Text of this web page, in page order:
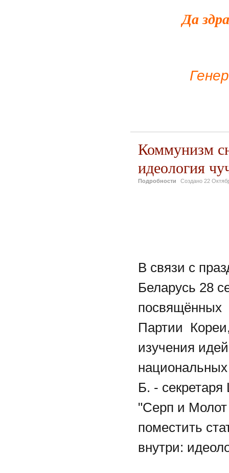
Да
Коммунизм
идеология
Подробности Создано 22
В связи с
Беларусь 28
посвящённых
Партии
изучения
Б. -
"Серп и
поместить
внутри: